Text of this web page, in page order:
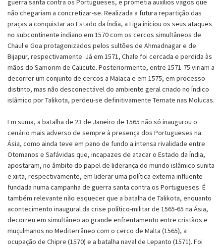
não chegariam a concretizar-se. Realizada a futura repartição das
praças a conquistar ao Estado da Índia, a Liga iniciou os seus ataques
no subcontinente indiano em 1570 com os cercos simultâneos de
Chaul e Goa protagonizados pelos sultões de Ahmadnagar e de
Bijapur, respectivamente. Já em 1571, Chale foi cercada e perdida às
mãos do Samorim de Calicute. Posteriormente, entre 1571-75 viriam a
decorrer um conjunto de cercos a Malaca e em 1575, em processo
distinto, mas não desconectável do ambiente geral criado no Índico
islâmico por Talikota, perdeu-se definitivamente Ternate nas Molucas.
Em suma, a batalha de 23 de Janeiro de 1565 não só inaugurou o
cenário mais adverso de sempre à presença dos Portugueses na
Ásia, como ainda teve em pano de fundo a intensa rivalidade entre
Otomanos e Safávidas que, incapazes de atacar o Estado da Índia,
apostaram, no âmbito do papel de liderança do mundo islâmico sunita
e xiita, respectivamente, em liderar uma política externa influente
fundada numa campanha de guerra santa contra os Portugueses. É
também relevante não esquecer que a batalha de Talikota, enquanto
acontecimento inaugural da crise político-militar de 1565-65 na Ásia,
decorreu em simultâneo ao grande enfrentamento entre cristãos e
muçulmanos no Mediterrâneo com o cerco de Malta (1565), a
ocupação de Chipre (1570) e a batalha naval de Lepanto (1571). Foi